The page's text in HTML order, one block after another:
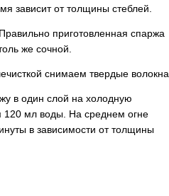
зависит от толщины стеблей.
приготовленная спаржа
же сочной.
снимаем твердые волокна.
в один слой на холодную
120 мл воды. На среднем огне
в зависимости от толщины